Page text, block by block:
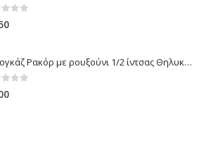
of 5
Υδρογκάζ Ρακόρ με ρουξούνι 1/2 ίντσας Θηλυκό Δεξιόστροφο για σύνδεση συσκευών με λάστιχο υγραερίου 8mm
of 5